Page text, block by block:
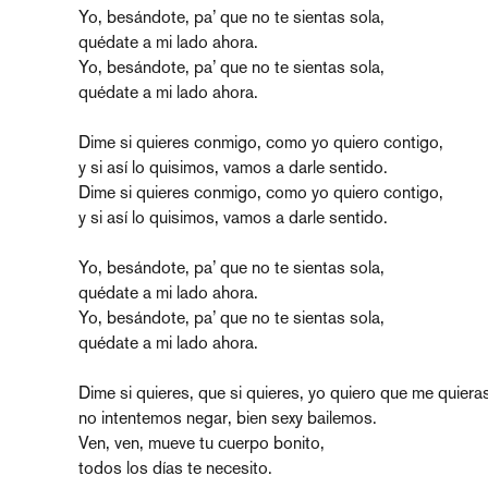
Yo, besándote, pa’ que no te sientas sola,
quédate a mi lado ahora.
Yo, besándote, pa’ que no te sientas sola,
quédate a mi lado ahora.
Dime si quieres conmigo, como yo quiero contigo,
y si así lo quisimos, vamos a darle sentido.
Dime si quieres conmigo, como yo quiero contigo,
y si así lo quisimos, vamos a darle sentido.
Yo, besándote, pa’ que no te sientas sola,
quédate a mi lado ahora.
Yo, besándote, pa’ que no te sientas sola,
quédate a mi lado ahora.
Dime si quieres, que si quieres, yo quiero que me
no intentemos negar, bien sexy bailemos.
Ven, ven, mueve tu cuerpo bonito,
todos los días te necesito.